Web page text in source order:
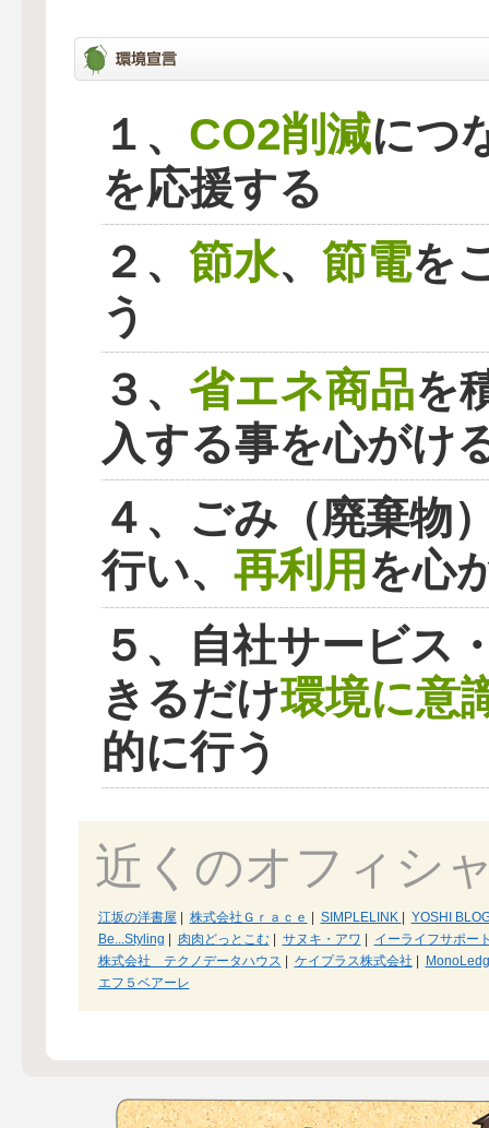
１、 CO2削減につ
を応援する
２、 節水、 節電を
う
３、 省エネ商品を
入する事を心がけ
４、ごみ（廃棄物
行い、 再利用を心
５、自社サービス
きるだけ環境に意
的に行う
近くのオフィシ
江坂の洋書屋 株式会社Ｇｒａｃｅ SIMPLELINK
YOSHI
Be...Styling
肉肉どっとこむ| サヌキ・アワ
イーライフサポー
株式会社 テクノデータハウス
ケイプラス株式会社
エフ５ベアーレ